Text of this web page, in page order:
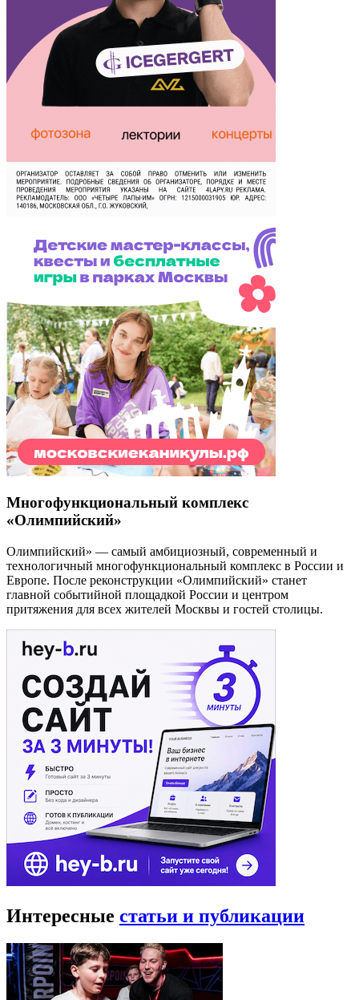
Многофункциональный комплекс
«Олимпийский»
Олимпийский» — самый амбициозный, современный и
технологичный многофункциональный комплекс в России и
Европе. После реконструкции «Олимпийский» станет
главной событийной площадкой России и центром
притяжения для всех жителей Москвы и гостей столицы.
Интересные статьи и публикации